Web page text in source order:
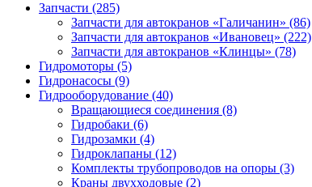
Запчасти (285)
Запчасти для автокранов «Галичанин» (86)
Запчасти для автокранов «Ивановец» (222)
Запчасти для автокранов «Клинцы» (78)
Гидромоторы (5)
Гидронасосы (9)
Гидрооборудование (40)
Вращающиеся соединения (8)
Гидробаки (6)
Гидрозамки (4)
Гидроклапаны (12)
Комплекты трубопроводов на опоры (3)
Краны двухходовые (2)